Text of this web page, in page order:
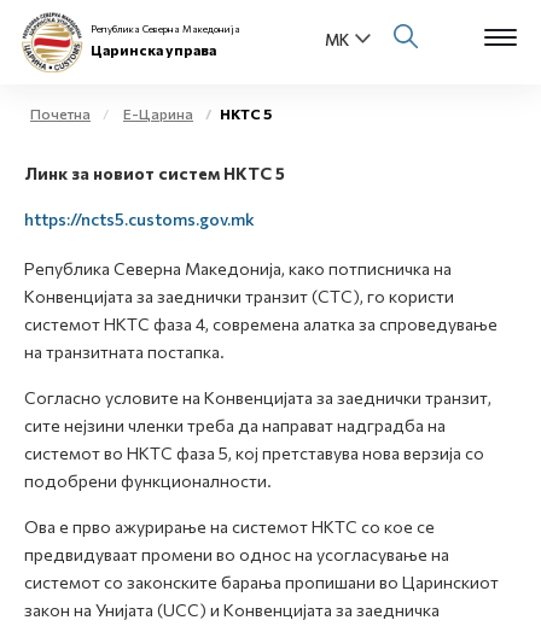
За нас
Физички лица
Бизнис заедница
Е-Царина
Open
Медиа центар
Контакт
Е-Весник
Република Северна Македонија
Царинска управа
Почетна Е-Царина НКТС 5
Линк за новиот систем НКТС 5
https://ncts5.customs.gov.mk
Република Северна Македонија, како потписничка на
Конвенцијата за заеднички транзит (CTC), го користи
системот НКТС фаза 4, современа алатка за спроведување
на транзитната постапка.
Согласно условите на Конвенцијата за заеднички транзит,
сите нејзини членки треба да направат надградба на
системот во НКТС фаза 5, кој претставува нова верзија со
подобрени функционалности.
Ова е прво ажурирање на системот НКТС со кое се
предвидуваат промени во однос на усогласување на
системот со законските барања пропишани во Царинскиот
закон на Унијата (UCC) и Конвенцијата за заедничка